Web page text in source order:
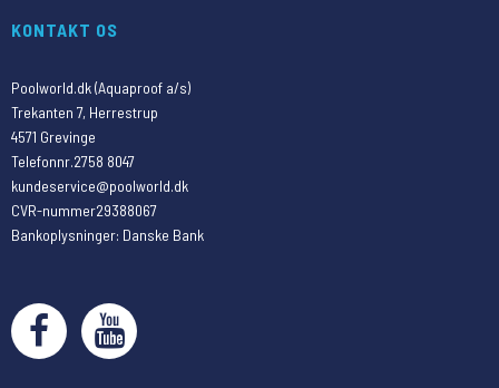
KONTAKT OS
Poolworld.dk (Aquaproof a/s)
Trekanten 7, Herrestrup
4571 Grevinge
Telefonnr.2758 8047
kundeservice@poolworld.dk
CVR-nummer29388067
Bankoplysninger: Danske Bank